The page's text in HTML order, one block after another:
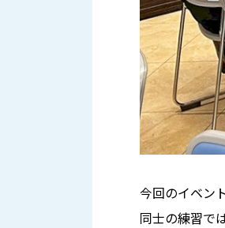
今回のイベン
同士の練習で